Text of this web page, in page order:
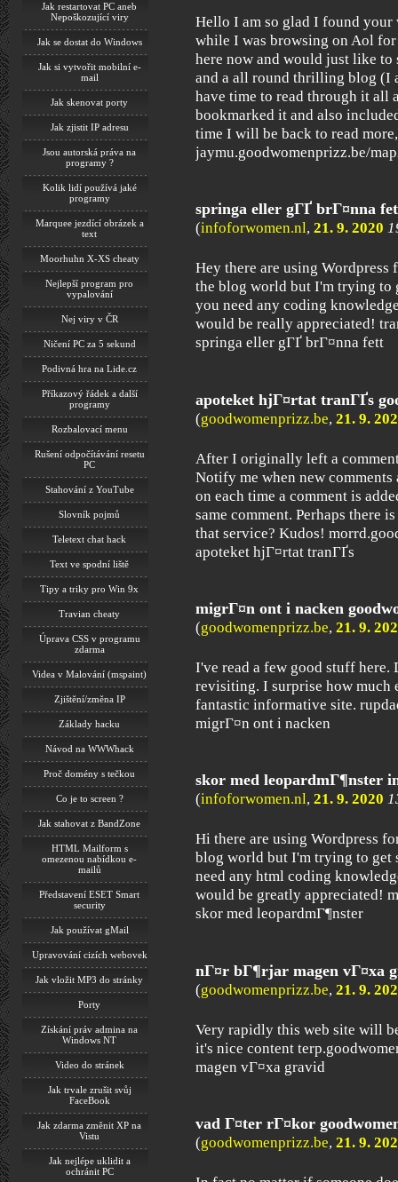
Jak restartovat PC aneb
Nepoškozující viry
Jak se dostat do Windows
Jak si vytvořit mobilní e-
mail
Jak skenovat porty
Jak zjistit IP adresu
Jsou autorská práva na
programy ?
Kolik lidí používá jaké
programy
Marquee jezdící obrázek a
text
Moorhuhn X-XS cheaty
Nejlepší program pro
vypalování
Nej viry v ČR
Ničení PC za 5 sekund
Podivná hra na Lide.cz
Příkazový řádek a další
programy
Rozbalovací menu
Rušení odpočítávání resetu
PC
Stahování z YouTube
Slovník pojmů
Teletext chat hack
Text ve spodní liště
Tipy a triky pro Win 9x
Travian cheaty
Úprava CSS v programu
zdarma
Videa v Malování (mspaint)
Zjištění/změna IP
Základy hacku
Návod na WWWhack
Proč domény s tečkou
Co je to screen ?
Jak stahovat z BandZone
HTML Mailform s
omezenou nabídkou e-
mailů
Představení ESET Smart
security
Jak používat gMail
Upravování cizích webovek
Jak vložit MP3 do stránky
Porty
Získání práv admina na
Windows NT
Video do stránek
Jak trvale zrušit svůj
FaceBook
Jak zdarma změnit XP na
Vistu
Jak nejlépe uklidit a
ochránit PC
Hello I am so glad I found
while I was browsing on Aol for
here now and would just like to
and a all round thrilling blog (I
have time to read through it all
bookmarked it and also
time I will be back to read
jaymu.goodwomenprizz.be/
springa eller gГҐ brГ¤nna
(infoforwomen.nl, 21. 9. 2020
Hey there are using
the blog world but I'm trying to
you need any coding
would be really appreciated!
springa eller gГҐ brГ¤nna fett
apoteket hjГ¤rtat tranГҐs
(goodwomenprizz.be, 21. 9.
After I originally left a
Notify me when new
on each time a comment is
same comment. Perhaps there
that service? Kudos!
apoteket hjГ¤rtat tranГҐs
migrГ¤n ont i nacken
(goodwomenprizz.be, 21. 9.
I've read a few good stuff
revisiting. I surprise how much
fantastic informative site.
migrГ¤n ont i nacken
skor med leopardmГ¶nster
(infoforwomen.nl, 21. 9. 2020
Hi there are using Wordpress
blog world but I'm trying to get
need any html coding
would be greatly appreciated!
skor med leopardmГ¶nster
nГ¤r bГ¶rjar magen vГ¤xa
(goodwomenprizz.be, 21. 9.
Very rapidly this web site will
it's nice content
magen vГ¤xa gravid
vad Г¤ter rГ¤kor
(goodwomenprizz.be, 21. 9.